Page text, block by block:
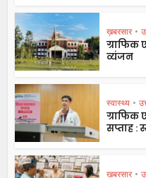
ख़बरसार •
ग्राफिक
व्यंजन
स्वास्थ्य •
ग्राफिक
सप्ताह :
ख़बरसार •